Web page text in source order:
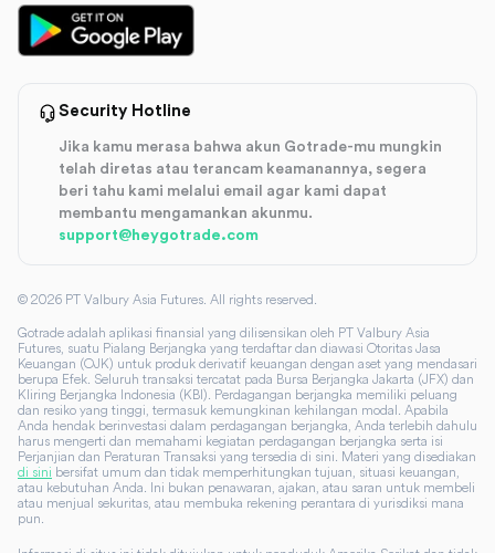
Security Hotline
Jika kamu merasa bahwa akun Gotrade-mu mungkin
telah diretas atau terancam keamanannya, segera
beri tahu kami melalui email agar kami dapat
membantu mengamankan akunmu.
support@heygotrade.com
© 2026 PT Valbury Asia Futures. All rights reserved.
Gotrade adalah aplikasi finansial yang dilisensikan oleh PT Valbury Asia
Futures, suatu Pialang Berjangka yang terdaftar dan diawasi Otoritas Jasa
Keuangan (OJK) untuk produk derivatif keuangan dengan aset yang mendasari
berupa Efek. Seluruh transaksi tercatat pada Bursa Berjangka Jakarta (JFX) dan
Kliring Berjangka Indonesia (KBI). Perdagangan berjangka memiliki peluang
dan resiko yang tinggi, termasuk kemungkinan kehilangan modal. Apabila
Anda hendak berinvestasi dalam perdagangan berjangka, Anda terlebih dahulu
harus mengerti dan memahami kegiatan perdagangan berjangka serta isi
Perjanjian dan Peraturan Transaksi yang tersedia di sini. Materi yang disediakan
di sini bersifat umum dan tidak memperhitungkan tujuan, situasi keuangan,
atau kebutuhan Anda. Ini bukan penawaran, ajakan, atau saran untuk membeli
atau menjual sekuritas, atau membuka rekening perantara di yurisdiksi mana
pun.